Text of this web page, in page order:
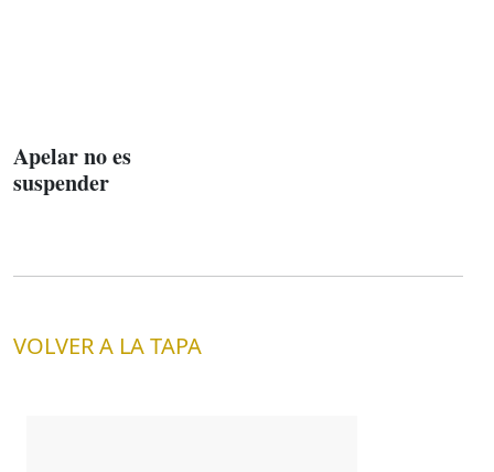
Apelar no es
suspender
VOLVER A LA TAPA